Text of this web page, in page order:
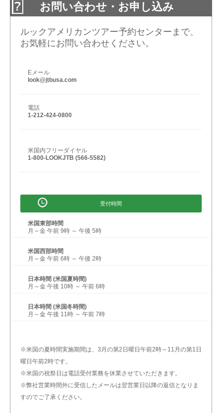
お問い合わせ・お申し込み
ルックアメリカンツアー予約センターまで、
お気軽にお問い合わせください。
Eメール
look@jtbusa.com
電話
1-212-424-0800
米国内フリーダイヤル
1-800-LOOKJTB (566-5582)
受付時間
米国東部時間
月～金 午前 9時 ～ 午後 5時
米国西部時間
月～金 午前 6時 ～ 午後 2時
日本時間 (米国夏時間)
月～金 午後 10時 ～ 午前 6時
日本時間 (米国冬時間)
月～金 午後 11時 ～ 午前 7時
※米国の夏時間実施期間は、3月の第2日曜日午前2時～11月の第1日
曜日午前2時です。
※米国の祝祭日は電話受付業務を休業させていただきます。
※弊社営業時間外に受信したメールは翌営業日以降の返信となりま
すのでご了承ください。